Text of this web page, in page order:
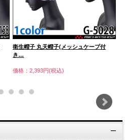
衛生帽子 丸天帽子(メッシュケープ付
き…
価格：2,393円(税込)